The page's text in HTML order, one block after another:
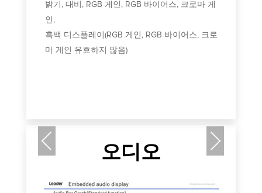
밝기, 대비, RGB 게인, RGB 바이어스, 크로마 게
인,
흑백 디스플레이(RGB 게인, RGB 바이어스, 크로
마 게인 유효하지 않음)
Previous Next
오디오